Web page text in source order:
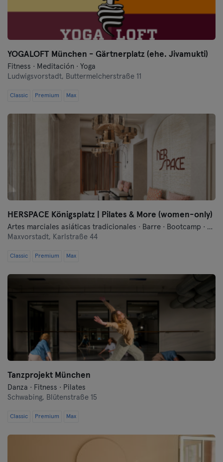
YOGALOFT München - Gärtnerplatz (ehe. Jivamukti)
Fitness · Meditación · Yoga
Ludwigsvorstadt, Buttermelcherstraße 11
Classic Premium Max
HERSPACE Königsplatz | Pilates & More (women-only)
Artes marciales asiáticas tradicionales · Barre · Bootcamp · Danza · Fitness · Hyrox · Meditación · Pilates · Yoga
Maxvorstadt, Karlstraße 44
Classic Premium Max
Tanzprojekt München
Danza · Fitness · Pilates
Schwabing, Blütenstraße 15
Classic Premium Max
Stuttgart
Trier
Wuppertal
Zwickau